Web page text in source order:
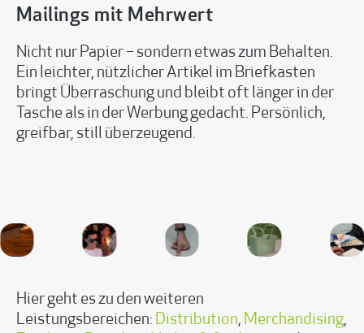
Mailings mit Mehrwert
Nicht nur Papier – sondern etwas zum Behalten.
Ein leichter, nützlicher Artikel im Briefkasten
bringt Überraschung und bleibt oft länger in der
Tasche als in der Werbung gedacht. Persönlich,
greifbar, still überzeugend.
Hier geht es zu den weiteren
Leistungsbereichen: Distribution, Merchandising,